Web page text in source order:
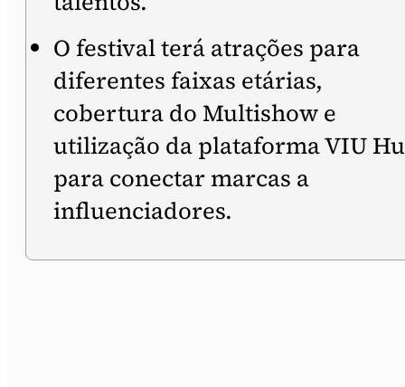
O festival terá atrações para
diferentes faixas etárias,
cobertura do Multishow e
utilização da plataforma VIU
para conectar marcas a
influenciadores.